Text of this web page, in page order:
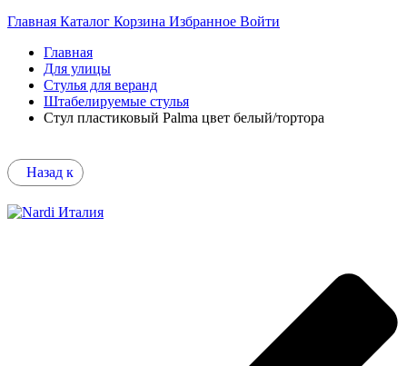
Главная Каталог Корзина Избранное Войти
Главная
Для улицы
Стулья для веранд
Штабелируемые стулья
Стул пластиковый Palma цвет белый/тортора
Назад к